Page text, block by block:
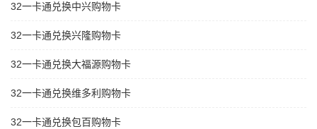
32一卡通兑换中兴购物卡
32一卡通兑换兴隆购物卡
32一卡通兑换大福源购物卡
32一卡通兑换维多利购物卡
32一卡通兑换包百购物卡